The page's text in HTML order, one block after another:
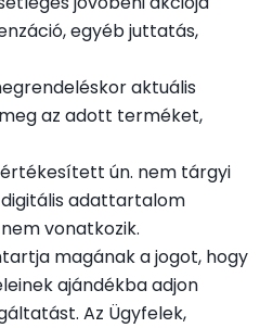
egyéb juttatás,
aktuális
az adott terméket,
ún. nem tárgyi
adattartalom
vonatkozik.
magának a jogot, hogy
ajándékba adjon
Az Ügyfelek,